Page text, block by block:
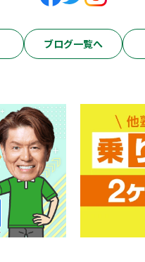
ブログ一覧へ